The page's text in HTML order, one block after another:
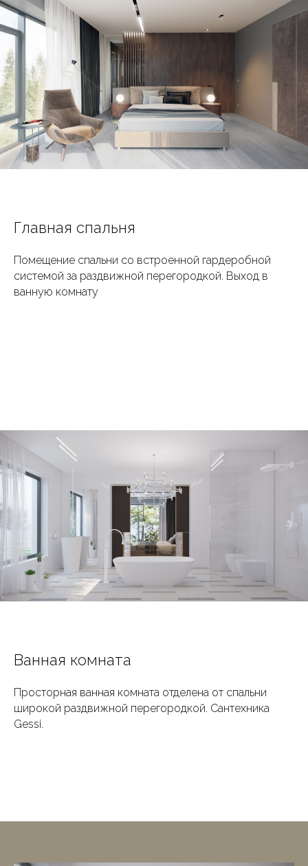
Главная спальня
Помещение спальни со встроенной гардеробной
системой за раздвижной перегородкой. Выход в
ванную комнату
Ванная комната
Просторная ванная комната отделена от спальни
широкой раздвижной перегородкой. Сантехника
Gessi.